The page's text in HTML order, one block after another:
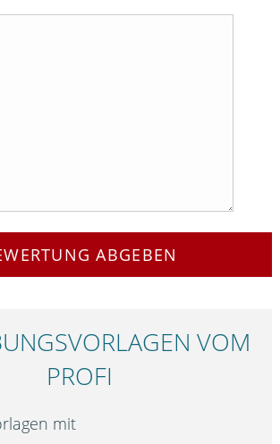
ABGEBEN
VOM
PROFI
mit